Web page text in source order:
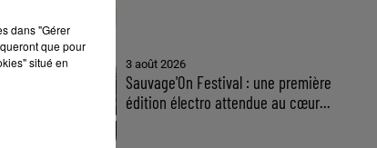
3 août 2026
Sauvage'On Festival : une première
édition électro attendue au cœur...
dans "Gérer
que pour
situé en